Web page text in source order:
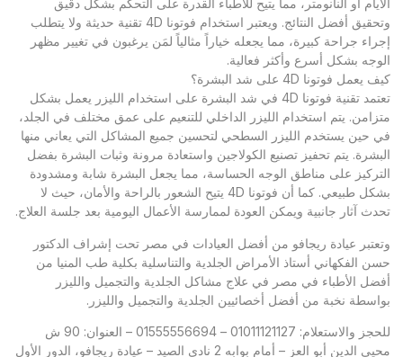
الأيام أو النانومتر، مما يتيح للأطباء القدرة على التحكم بشكل دقيق
وتحقيق أفضل النتائج. ويعتبر استخدام فوتونا 4D تقنية حديثة ولا يتطلب
إجراء جراحة كبيرة، مما يجعله خياراً مثالياً لمَن يرغبون في تغيير مظهر
الوجه بشكل أسرع وأكثر فعالية.
كيف يعمل فوتونا 4D على شد البشرة؟
تعتمد تقنية فوتونا 4D في شد البشرة على استخدام الليزر يعمل بشكل
متزامن. يتم استخدام الليزر الداخلي للتنعيم على عمق مختلف في الجلد،
في حين يستخدم الليزر السطحي لتحسين جميع المشاكل التي يعاني منها
البشرة. يتم تحفيز تصنيع الكولاجين واستعادة مرونة وثبات البشرة بفضل
التركيز على مناطق الوجه الحساسة، مما يجعل البشرة شابة ومشدودة
بشكل طبيعي. كما أن فوتونا 4D يتيح الشعور بالراحة والأمان، حيث لا
تحدث آثار جانبية ويمكن العودة لممارسة الأعمال اليومية بعد جلسة العلاج.
وتعتبر عيادة ريجافو من أفضل العيادات في مصر تحت إشراف الدكتور
حسن الفكهاني أستاذ الأمراض الجلدية والتناسلية بكلية طب المنيا من
أفضل الأطباء في مصر في علاج مشاكل الجلدية والتجميل والليزر
بواسطة نخبة من أفضل أخصائيين الجلدية والتجميل والليزر.
للحجز والاستعلام: 01011121127 – 01555556694 – العنوان: 90 ش
محيي الدين أبو العز – أمام بوابه 2 نادي الصيد – عيادة ريجافو، الدور الأول